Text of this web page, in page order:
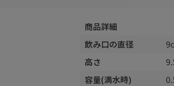
商品詳細
飲み口の直径
高さ
容量(満水時)